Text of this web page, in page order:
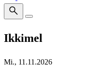
Ikkimel
Mi., 11.11.2026